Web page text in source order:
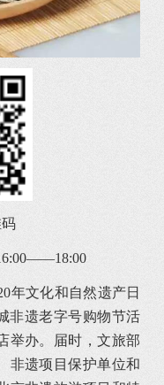
年文化和自然遗产日
非遗老字号购物节活
举办。届时，文旅部
非遗项目保护单位和